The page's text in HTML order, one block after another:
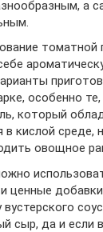
а
томатной
особенно
который
в кислой среде,
овощное
ценные
вустерского
сыр, да и если